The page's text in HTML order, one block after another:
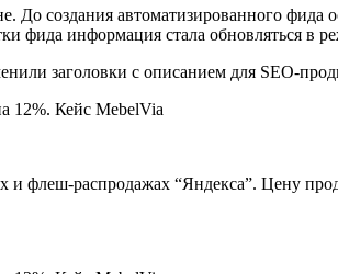
До создания автоматизированного фида
фида информация стала обновляться в
заголовки с описанием для SEO-
и флеш-распродажах “Яндекса”. Цену